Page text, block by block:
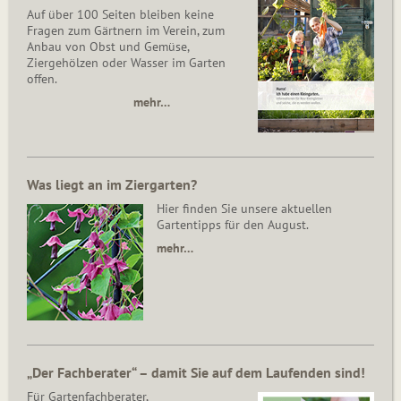
Auf über 100 Seiten bleiben keine
Fragen zum Gärtnern im Verein, zum
Anbau von Obst und Gemüse,
Ziergehölzen oder Wasser im Garten
offen.
mehr…
Was liegt an im Ziergarten?
Hier finden Sie unsere aktuellen
Gartentipps für den August.
mehr…
„Der Fachberater“ – damit Sie auf dem Laufenden sind!
Für Gartenfachberater,